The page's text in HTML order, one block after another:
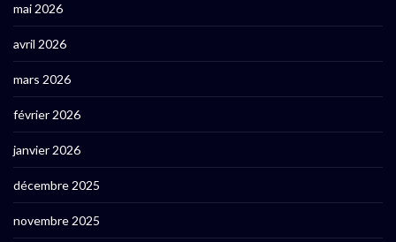
mai 2026
avril 2026
mars 2026
février 2026
janvier 2026
décembre 2025
novembre 2025